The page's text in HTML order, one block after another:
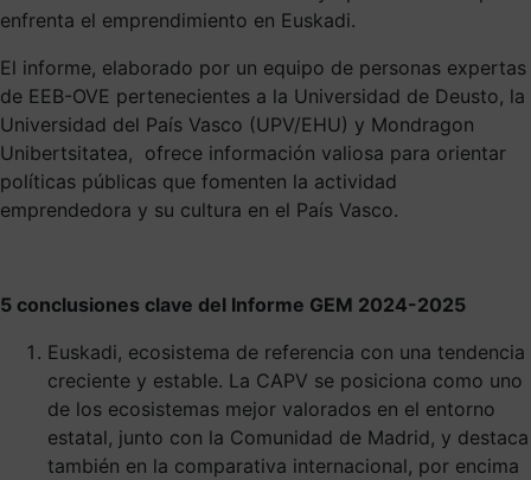
enfrenta el emprendimiento en Euskadi.
El informe, elaborado por un equipo de personas expertas
de EEB-OVE pertenecientes a la Universidad de Deusto, la
Universidad del País Vasco (UPV/EHU) y Mondragon
Unibertsitatea, ofrece información valiosa para orientar
políticas públicas que fomenten la actividad
emprendedora y su cultura en el País Vasco.
5 conclusiones clave del Informe GEM 2024-2025
Euskadi, ecosistema de referencia con una tendencia
creciente y estable. La CAPV se posiciona como uno
de los ecosistemas mejor valorados en el entorno
estatal, junto con la Comunidad de Madrid, y destaca
también en la comparativa internacional, por encima